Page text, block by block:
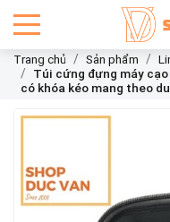
Trang chủ Sản phẩm
Túi cứng đựng máy
có khóa kéo mang theo